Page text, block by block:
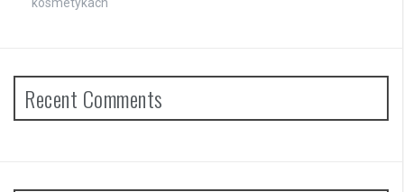
kosmetykach
Recent Comments